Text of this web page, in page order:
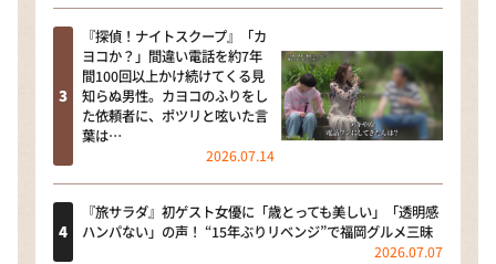
『探偵！ナイトスクープ』「カ
ヨコか？」間違い電話を約7年
間100回以上かけ続けてくる見
知らぬ男性。カヨコのふりをし
た依頼者に、ポツリと呟いた言
葉は…
2026.07.14
『旅サラダ』初ゲスト女優に「歳とっても美しい」「透明感
ハンパない」の声！ “15年ぶりリベンジ”で福岡グルメ三昧
2026.07.07